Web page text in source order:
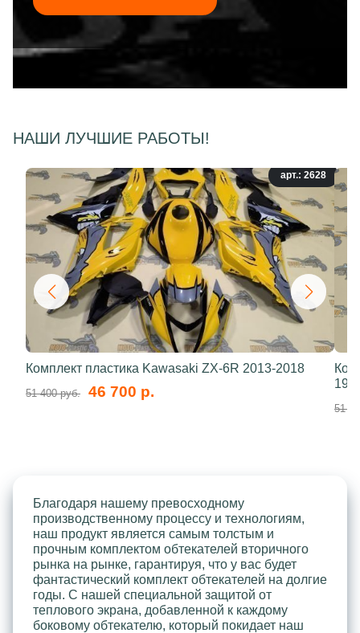
НАШИ ЛУЧШИЕ РАБОТЫ!
арт.: 2628
Комплект пластика Kawasaki ZX-6R 2013-2018
51 400 руб. 46 700 р.
51
Благодаря нашему превосходному
производственному процессу и технологиям,
наш продукт является самым толстым и
прочным комплектом обтекателей вторичного
рынка на рынке, гарантируя, что у вас будет
фантастический комплект обтекателей на долгие
годы. С нашей специальной защитой от
теплового экрана, добавленной к каждому
боковому обтекателю, который покидает наш